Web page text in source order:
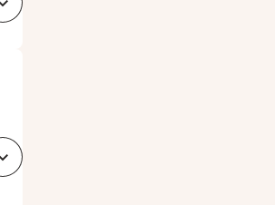
Sluit 6accf65d-5e1f-4c31-8929-dbfe7f295464
Sluit 6359f7dd-4ee1-484c-95d5-81ea61ee9517